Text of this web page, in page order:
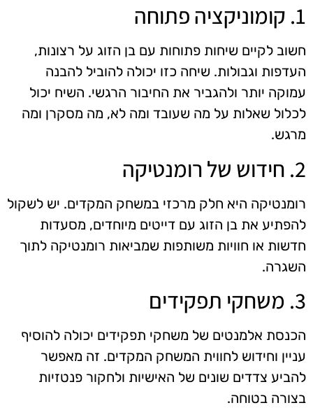
1. קומוניקציה פתוחה
חשוב לקיים שיחות פתוחות עם בן הזוג על רצונות,
העדפות וגבולות. שיחה כזו יכולה להוביל להבנה
עמוקה יותר ולהגביר את החיבור הרגשי. השיח יכול
לכלול שאלות על מה שעובד ומה לא, מה מסקרן ומה
מרגש.
2. חידוש של רומנטיקה
רומנטיקה היא חלק מרכזי במשחק המקדים. יש לשקול
להפתיע את בן הזוג עם דייטים מיוחדים, מסעדות
חדשות או חוויות משותפות שמביאות רומנטיקה לתוך
השגרה.
3. משחקי תפקידים
הכנסת אלמנטים של משחקי תפקידים יכולה להוסיף
עניין וחידוש לחווית המשחק המקדים. זה מאפשר
להביע צדדים שונים של האישיות ולחקור פנטזיות
בצורה בטוחה.